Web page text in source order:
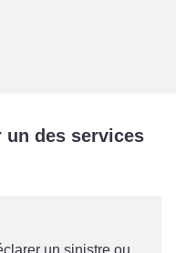
un des services
un sinistre ou